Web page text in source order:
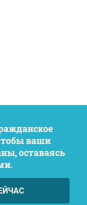
ваши
оставаясь